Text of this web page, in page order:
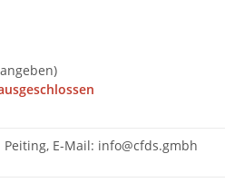
angeben)
Peiting, E-Mail: info@cfds.gmbh